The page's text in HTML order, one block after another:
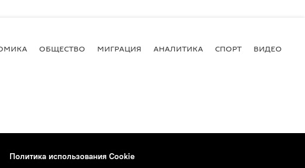
ОБЩЕСТВО МИГРАЦИЯ АНАЛИТИКА СПОРТ ВИДЕО
Политика использования Cookie